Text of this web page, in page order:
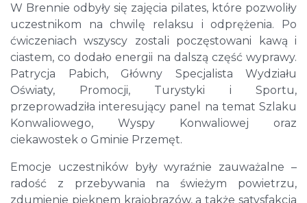
W Brennie odbyły się zajęcia pilates, które pozwoliły
uczestnikom na chwilę relaksu i odprężenia. Po
ćwiczeniach wszyscy zostali poczęstowani kawą i
ciastem, co dodało energii na dalszą część wyprawy.
Patrycja Pabich, Główny Specjalista Wydziału
Oświaty, Promocji, Turystyki i Sportu,
przeprowadziła interesujący panel na temat Szlaku
Konwaliowego, Wyspy Konwaliowej oraz
ciekawostek o Gminie Przemęt.
Emocje uczestników były wyraźnie zauważalne –
radość z przebywania na świeżym powietrzu,
zdumienie pięknem krajobrazów, a także satysfakcja